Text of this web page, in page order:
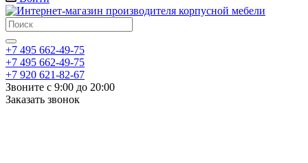
+7 495 662-49-75
+7 495 662-49-75
+7 920 621-82-67
Звоните с 9:00 до 20:00
Заказать звонок